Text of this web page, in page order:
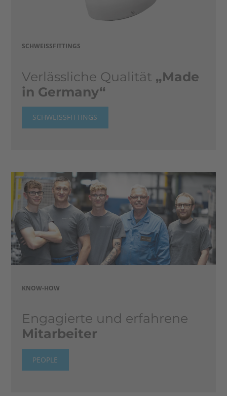
SCHWEISSFITTINGS
Verlässliche Qualität „Made
in Germany“
SCHWEISSFITTINGS
KNOW-HOW
Engagierte und erfahrene
Mitarbeiter
PEOPLE